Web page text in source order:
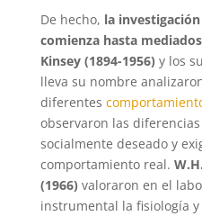
De hecho, la
comienza hasta
Kinsey (1894-1956) y los
lleva su nombre
diferentes
observaron las
socialmente deseado y
comportamiento real.
(1966) valoraron en el
instrumental la fisiología